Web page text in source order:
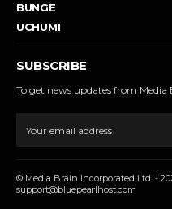
BUNGE
UCHUMI
SUBSCRIBE
To get news updates from Media
© Media Brain Incorporated Ltd. -
support@bluepearlhost.com